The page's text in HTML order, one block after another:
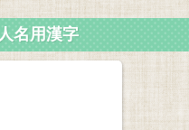
名用漢字